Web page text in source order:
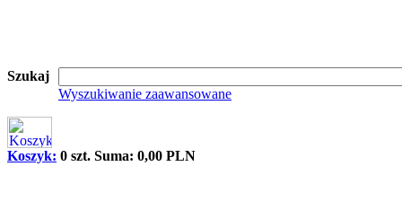
Szukaj
Wyszukiwanie zaawansowane
Koszyk: 0 szt. Suma: 0,00 PLN